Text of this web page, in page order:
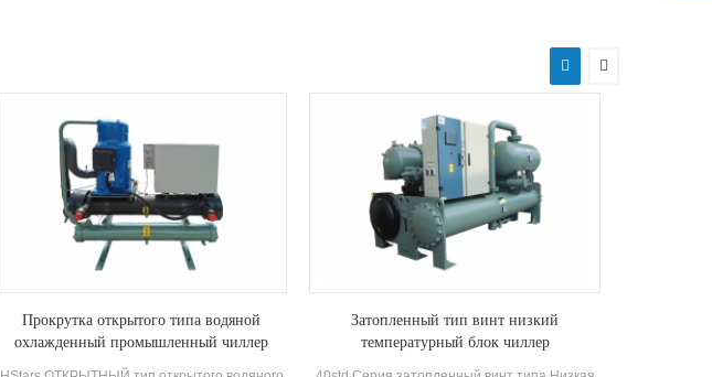
Прокрутка открытого типа водяной
охлажденный промышленный чиллер
Затопленный тип винт низкий
температурный блок чиллер